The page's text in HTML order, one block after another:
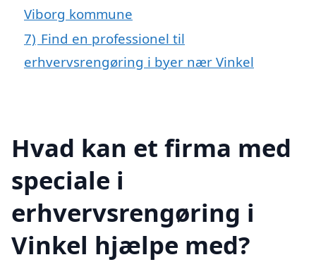
Viborg kommune
7) Find en professionel til
erhvervsrengøring i byer nær Vinkel
Hvad kan et firma med
speciale i
erhvervsrengøring i
Vinkel hjælpe med?